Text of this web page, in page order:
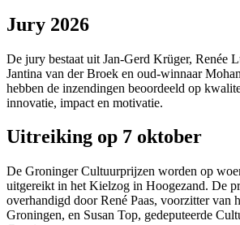
Jury 2026
De jury bestaat uit Jan-Gerd Krüger, Renée
Jantina van der Broek en oud-winnaar
hebben de inzendingen beoordeeld op
innovatie, impact en motivatie.
Uitreiking op 7 oktober
De Groninger Cultuurprijzen worden op
uitgereikt in het Kielzog in Hoogezand. De
overhandigd door René Paas, voorzitter van
Groningen, en Susan Top, gedeputeerde